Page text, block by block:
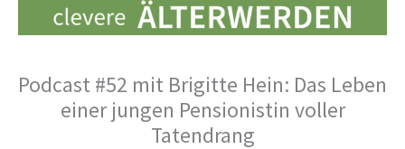
Podcast #52 mit Brigitte Hein: Das Leben
einer jungen Pensionistin voller
Tatendrang